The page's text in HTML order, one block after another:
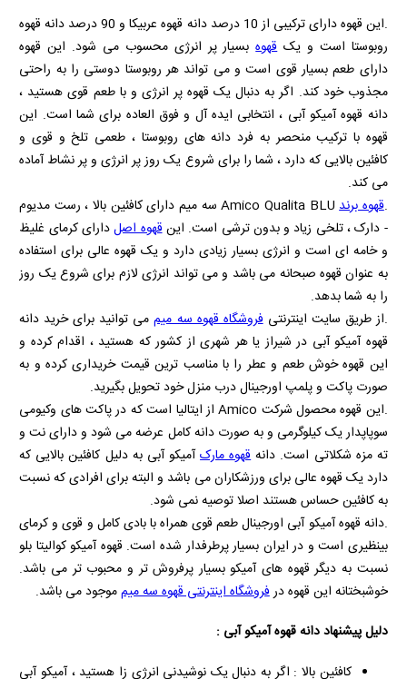
.این قهوه دارای ترکیبی از 10 درصد دانه قهوه عربیکا و 90 درصد دانه قهوه
روبوستا است و یکقهوهبسیار پر انرژی محسوب می شود. این قهوه
دارای طعم بسیار قوی است و می تواند هر روبوستا دوستی را به راحتی
مجذوب خود کند. اگر به دنبال یک قهوه پر انرژی و با طعم قوی هستید ،
دانه قهوه آمیکو آبی ، انتخابی ایده آل و فوق العاده برای شما است. این
قهوه با ترکیب منحصر به فرد دانه‌ های روبوستا ، طعمی تلخ و قوی و
کافئین بالایی که دارد ، شما را برای شروع یک روز پر انرژی و پر نشاط آماده
می‌ کند.
.قهوه برند Amico Qualita BLUسه میم دارای کافئین بالا ، رست مدیوم
- دارک ، تلخی زیاد و بدون ترشی است. اینقهوه اصلدارای کرمای غلیظ
و خامه ای است و انرژی بسیار زیادی دارد و یک قهوه عالی برای استفاده
به عنوان قهوه صبحانه می باشد و می تواند انرژی لازم برای شروع یک روز
را به شما بدهد.
.از طریق سایت اینترنتیفروشگاه قهوه سه میممی توانید برای خرید دانه
قهوه آمیکو آبی در شیراز یا هر شهری از کشور که هستید ، اقدام کرده و
این قهوه خوش طعم و عطر را با مناسب ترین قیمت خریداری کرده و به
صورت پاکت و پلمپ اورجینال درب منزل خود تحویل بگیرید.
.این قهوه محصول شرکت Amicoاز ایتالیا است که در پاکت های وکیومی
سوپاپدار یک کیلوگرمی و به صورت دانه کامل عرضه می شود و دارای نت و
ته مزه شکلاتی است. دانهقهوه مارکآمیکو آبی به دلیل کافئین بالایی که
دارد یک قهوه عالی برای ورزشکاران می باشد و البته برای افرادی که نسبت
به کافئین حساس هستند اصلا توصیه نمی شود.
.دانه قهوه آمیکو آبی اورجینال طعم قوی همراه با بادی کامل و قوی و کرمای
بینظیری است و در ایران بسیار پرطرفدار شده است. قهوه آمیکو کوالیتا بلو
نسبت به دیگر قهوه های آمیکو بسیار پرفروش تر و محبوب تر می باشد.
خوشبختانه این قهوه درفروشگاه اینترنتی قهوه سه میمموجود می باشد.
دلیل پیشنهاد دانه قهوه آمیکو آبی :
کافئین بالا : اگر به دنبال یک نوشیدنی انرژی‌ زا هستید ، آمیکو آبی